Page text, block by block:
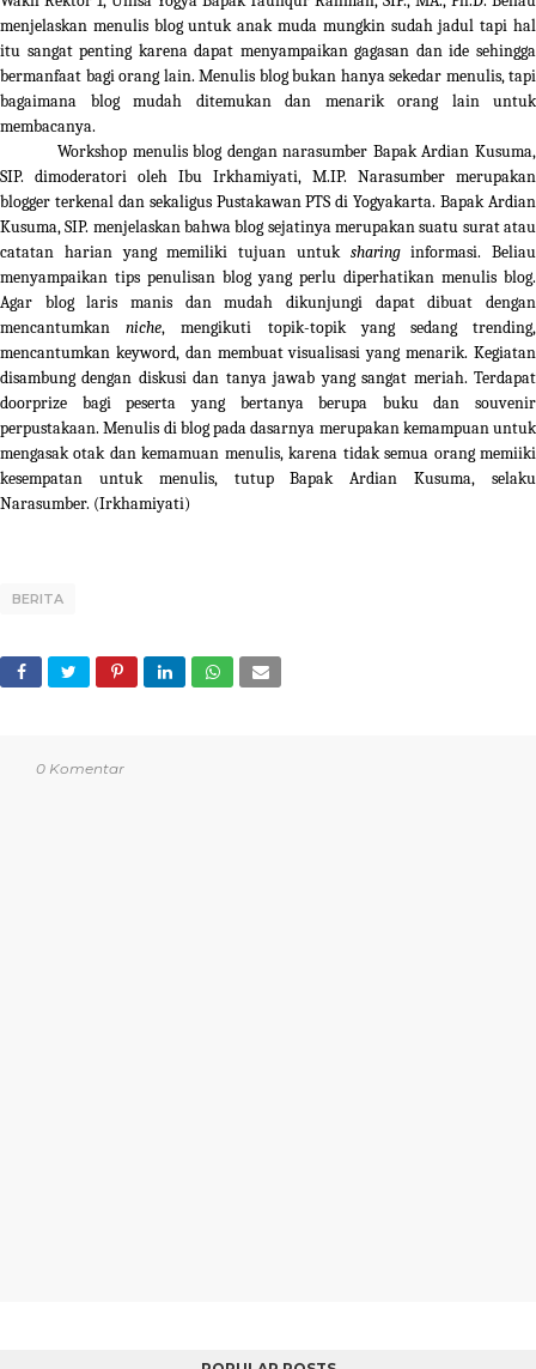
menjelaskan menulis blog untuk anak muda mungkin sudah jadul tapi hal
itu sangat penting karena dapat menyampaikan gagasan dan ide sehingga
bermanfaat bagi orang lain. Menulis blog bukan hanya sekedar menulis, tapi
bagaimana blog mudah ditemukan dan menarik orang lain untuk
membacanya.
Workshop menulis blog dengan narasumber Bapak Ardian Kusuma,
SIP. dimoderatori oleh Ibu Irkhamiyati, M.IP. Narasumber merupakan
blogger terkenal dan sekaligus Pustakawan PTS di Yogyakarta. Bapak Ardian
Kusuma, SIP. menjelaskan bahwa blog sejatinya merupakan suatu surat atau
catatan harian yang memiliki tujuan untuk sharinginformasi. Beliau
menyampaikan tips penulisan blog yang perlu diperhatikan menulis blog.
Agar blog laris manis dan mudah dikunjungi dapat dibuat dengan
mencantumkanniche, mengikuti topik-topik yang sedang trending,
mencantumkan keyword, dan membuat visualisasi yang menarik. Kegiatan
disambung dengan diskusi dan tanya jawab yang sangat meriah. Terdapat
doorprize bagi peserta yang bertanya berupa buku dan souvenir
perpustakaan. Menulis di blog pada dasarnya merupakan kemampuan untuk
mengasak otak dan kemamuan menulis, karena tidak semua orang memiiki
kesempatan untuk menulis, tutup Bapak Ardian Kusuma, selaku
Narasumber. (Irkhamiyati)
BERITA
0 Komentar